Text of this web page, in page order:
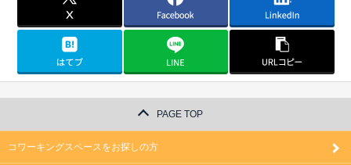
PAGE TOP
コワーキングスペースをお探しの方